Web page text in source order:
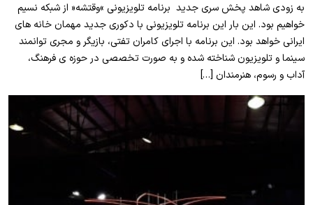
به زودی شاهد پخش سری جدید برنامه تلویزیونی »وقتشه« از شبکه نسیم
خواهیم بود. این بار این برنامه تلویزیونی با دکوری جدید مهمان خانه های
ایرانی خواهد بود. این برنامه با اجرای کامران تفتی، بازیگر و مجری توانمند
سینما و تلویزیون شناخته شده و به صورت تخصصی در حوزه ی فرهنگ،
آداب و رسوم، هنرمندان […]